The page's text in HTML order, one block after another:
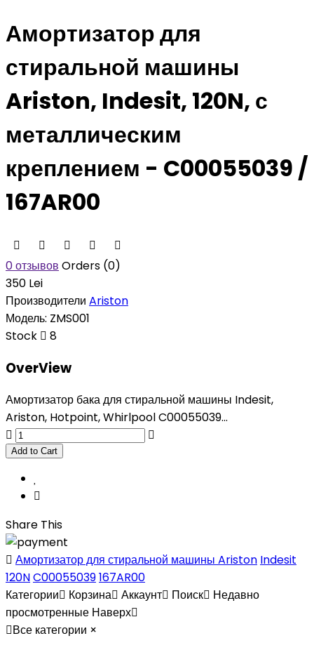
Амортизатор для
стиральной машины
Ariston, Indesit, 120N, с
металлическим
креплением - C00055039 /
167AR00
0 отзывов Orders (0)
350 Lei
Производители Ariston
Модель: ZMS001
Stock
8
OverView
Амортизатор бака для стиральной машины Indesit,
Ariston, Hotpoint, Whirlpool C00055039...
Share This
Амортизатор для стиральной машины Ariston Indesit
120NC00055039167AR00
Категории
Корзина Аккаунт Поиск
Недавно
просмотренные Наверх
Все категории ×